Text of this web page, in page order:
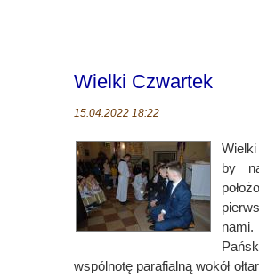
Wielki Czwartek
15.04.2022 18:22
by
wspólnotę parafialną wokół